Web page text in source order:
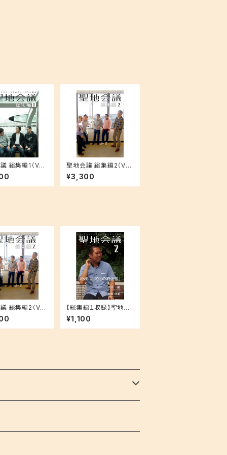
総集編1（Vol.
）
聖地会議 総集編2（Vol.
7 - 12収録）
¥3,300
総集編2（Vol.
）
【総集編１収録】聖地会
議２ 岡本 健（奈良県
立大学地域創造学部准
教授） 「地域は『文化の
¥1,100